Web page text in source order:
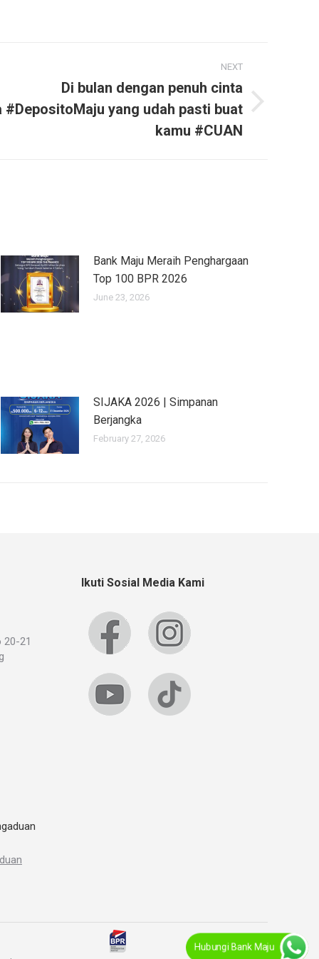
NEXT
Di bulan dengan penuh cinta
#DepositoMaju yang udah pasti buat
kamu #CUAN
Bank Maju Meraih Penghargaan
Top 100 BPR 2026
June 23, 2026
SIJAKA 2026 | Simpanan
Berjangka
February 27, 2026
20-21
Ikuti Sosial Media Kami
Hubungi Bank Maju